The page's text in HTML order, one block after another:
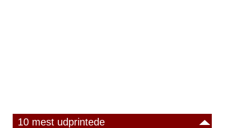
10 mest udprintede